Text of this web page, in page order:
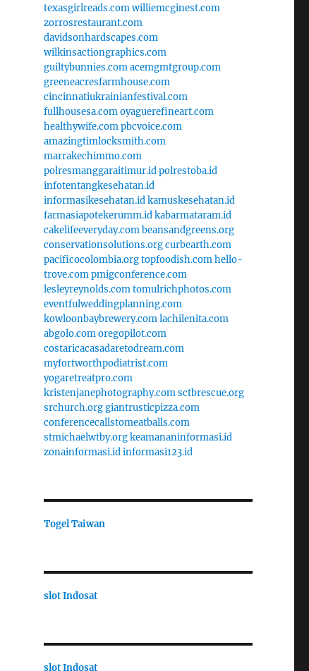
texasgirlreads.comwilliemcginest.com
zorrosrestaurant.com
davidsonhardscapes.com
wilkinsactiongraphics.com
guiltybunnies.comacemgmtgroup.com
greeneacresfarmhouse.com
cincinnatiukrainianfestival.com
fullhousesa.comoyaguerefineart.com
healthywife.compbcvoice.com
amazingtimlocksmith.com
marrakechimmo.com
polresmanggaraitimur.idpolrestoba.id
infotentangkesehatan.id
informasikesehatan.idkamuskesehatan.id
farmasiapotekerumm.idkabarmataram.id
cakelifeeveryday.combeansandgreens.org
conservationsolutions.orgcurbearth.com
pacificocolombia.orgtopfoodish.comhello-
trove.compmigconference.com
lesleyreynolds.comtomulrichphotos.com
eventfulweddingplanning.com
kowloonbaybrewery.comlachilenita.com
abgolo.comoregopilot.com
costaricacasadaretodream.com
myfortworthpodiatrist.com
yogaretreatpro.com
kristenjanephotography.comsctbrescue.org
srchurch.orggiantrusticpizza.com
conferencecallstomeatballs.com
stmichaelwtby.orgkeamananinformasi.id
zonainformasi.idinformasi123.id
Togel Taiwan
slot Indosat
slot Indosat